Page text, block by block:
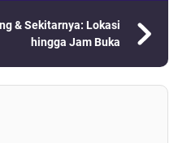
& Sekitarnya: Lokasi
hingga Jam Buka